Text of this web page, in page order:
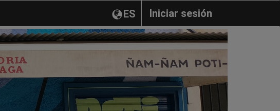
Iniciar sesión
ES